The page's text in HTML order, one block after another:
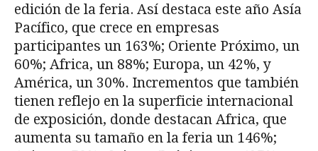
edición de la feria. Así destaca este año Asía
Pacífico, que crece en empresas
participantes un 163%; Oriente Próximo, un
60%; Africa, un 88%; Europa, un 42%, y
América, un 30%. Incrementos que también
tienen reflejo en la superficie internacional
de exposición, donde destacan Africa, que
aumenta su tamaño en la feria un 146%;